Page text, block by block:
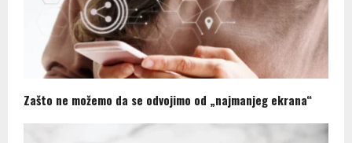
Zašto ne možemo da se odvojimo od „najmanjeg ekrana“